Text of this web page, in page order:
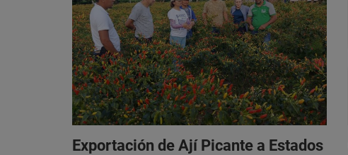
Exportación de Ají Picante a Estados